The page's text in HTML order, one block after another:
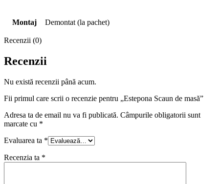
Montaj Demontat (la pachet)
Recenzii (0)
Recenzii
Nu există recenzii până acum.
Fii primul care scrii o recenzie pentru „Estepona Scaun de masă”
Adresa ta de email nu va fi publicată. Câmpurile obligatorii sunt
marcate cu *
Evaluarea ta *
Recenzia ta *